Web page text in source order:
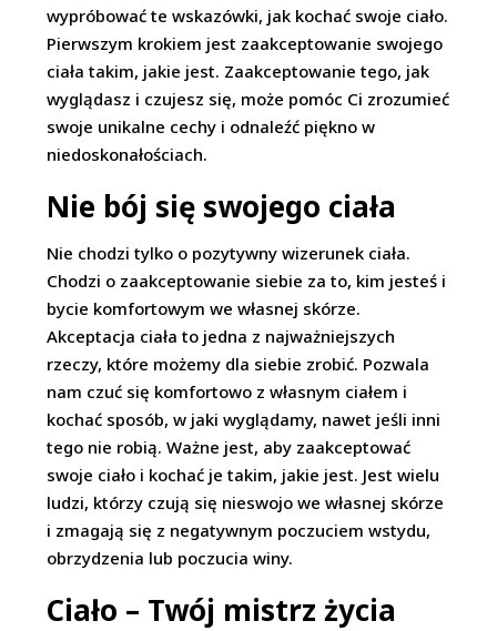
wypróbować te wskazówki, jak kochać swoje ciało.
Pierwszym krokiem jest zaakceptowanie swojego
ciała takim, jakie jest. Zaakceptowanie tego, jak
wyglądasz i czujesz się, może pomóc Ci zrozumieć
swoje unikalne cechy i odnaleźć piękno w
niedoskonałościach.
Nie bój się swojego ciała
Nie chodzi tylko o pozytywny wizerunek ciała.
Chodzi o zaakceptowanie siebie za to, kim jesteś i
bycie komfortowym we własnej skórze.
Akceptacja ciała to jedna z najważniejszych
rzeczy, które możemy dla siebie zrobić. Pozwala
nam czuć się komfortowo z własnym ciałem i
kochać sposób, w jaki wyglądamy, nawet jeśli inni
tego nie robią. Ważne jest, aby zaakceptować
swoje ciało i kochać je takim, jakie jest. Jest wielu
ludzi, którzy czują się nieswojo we własnej skórze
i zmagają się z negatywnym poczuciem wstydu,
obrzydzenia lub poczucia winy.
Ciało – Twój mistrz życia